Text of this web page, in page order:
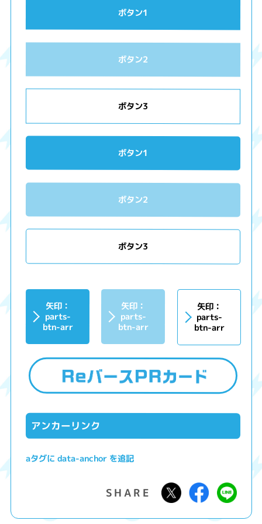
ボタン1
ボタン2
ボタン3
ボタン1
ボタン2
ボタン3
矢印：
parts-
btn-arr
矢印：
parts-
btn-arr
矢印：
parts-
btn-arr
アンカーリンク
aタグに data-anchor を追記